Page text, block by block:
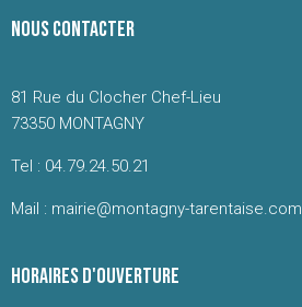
NOUS CONTACTER
81 Rue du Clocher Chef-Lieu
73350 MONTAGNY
Tel : 04.79.24.50.21
Mail : mairie@montagny-tarentaise.com
HORAIRES D'OUVERTURE